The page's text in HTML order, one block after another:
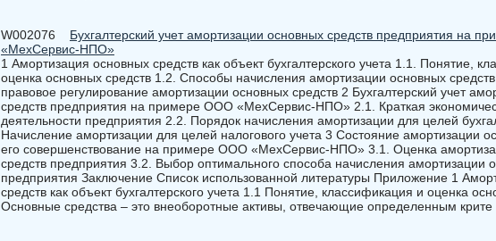
W002076 Бухгалтерский учет амортизации основных средств предприятия на
«МехСервис-НПО»
1 Амортизация основных средств как объект бухгалтерского учета 1.1. Понятие,
оценка основных средств 1.2. Способы начисления амортизации основных
правовое регулирование амортизации основных средств 2 Бухгалтерский учет
средств предприятия на примере ООО «МехСервис-НПО» 2.1. Краткая
деятельности предприятия 2.2. Порядок начисления амортизации для целей
Начисление амортизации для целей налогового учета 3 Состояние амортизации
его совершенствование на примере ООО «МехСервис-НПО» 3.1. Оценка
средств предприятия 3.2. Выбор оптимального способа начисления амортизации
предприятия Заключение Список использованной литературы Приложение 1
средств как объект бухгалтерского учета 1.1 Понятие, классификация и оценка
Основные средства – это внеоборотные активы, отвечающие определенным крите